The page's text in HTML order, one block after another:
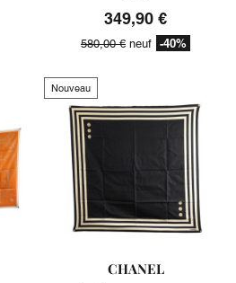
349,90 €
580,00 € neuf -40%
Nouveau
CHANEL